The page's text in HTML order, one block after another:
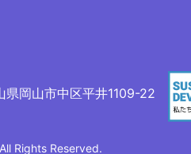
岡山市中区平井1109-22
Rights Reserved.